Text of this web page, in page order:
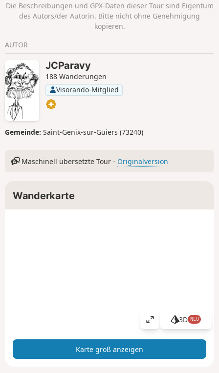
Die Beschreibungen und GPX-Daten dieser Tour sind Eigentum
des Autors/der Autorin. Bitte nicht ohne Genehmigung
kopieren.
AUTOR
JCParavy
188 Wanderungen
Visorando-Mitglied
Gemeinde: Saint-Genix-sur-Guiers (73240)
Maschinell übersetzte Tour - Originalversion
Wanderkarte
K
3D NEU
Karte groß anzeigen